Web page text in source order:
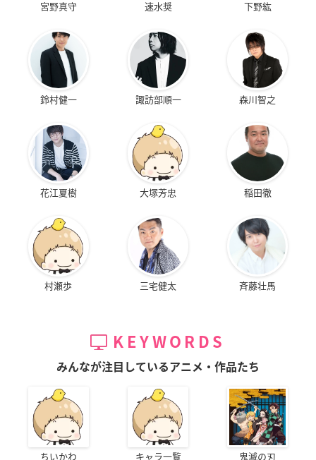
宮野真守 速水奨 下野紘
鈴村健一 諏訪部順一 森川智之
花江夏樹 大塚芳忠 稲田徹
村瀬歩 三宅健太 斉藤壮馬
KEYWORDS
みんなが注目しているアニメ・作品たち
ちいかわ キャラ一覧 鬼滅の刃